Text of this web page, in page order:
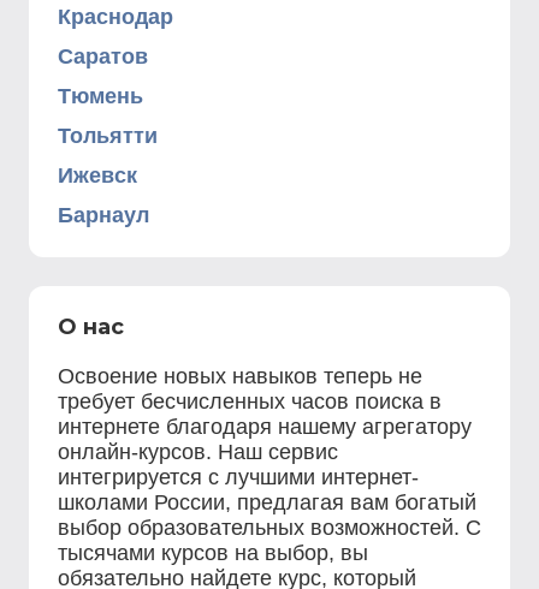
Краснодар
Саратов
Тюмень
Тольятти
Ижевск
Барнаул
О нас
Освоение новых навыков теперь не
требует бесчисленных часов поиска в
интернете благодаря нашему агрегатору
онлайн-курсов. Наш сервис
интегрируется с лучшими интернет-
школами России, предлагая вам богатый
выбор образовательных возможностей. С
тысячами курсов на выбор, вы
обязательно найдете курс, который